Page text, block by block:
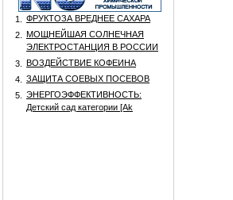
1.
ФРУКТОЗА ВРЕДНЕЕ САХАРА
2.
МОЩНЕЙШАЯ СОЛНЕЧНАЯ
ЭЛЕКТРОСТАНЦИЯ В РОССИИ
3.
ВОЗДЕЙСТВИЕ КОФЕИНА
4.
ЗАЩИТА СОЕВЫХ ПОСЕВОВ
5.
ЭНЕРГОЭФФЕКТИВНОСТЬ:
Детский сад категории [Аk